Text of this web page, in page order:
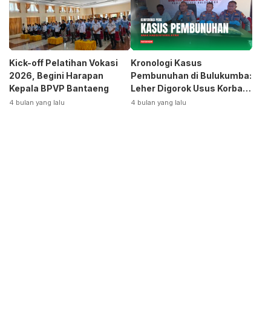
Kick-off Pelatihan Vokasi
2026, Begini Harapan
Kepala BPVP Bantaeng
4 bulan yang lalu
Kronologi Kasus
Pembunuhan di Bulukumba:
Leher Digorok Usus Korban
Dikeluarkan
4 bulan yang lalu